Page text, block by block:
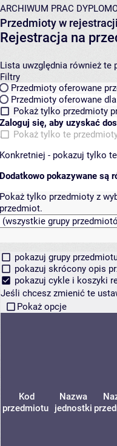
ARCHIWUM PRAC
Przedmioty w rejestracji
Rejestracja na
Lista uwzględnia również te
Filtry
Przedmioty oferowane
Przedmioty oferowane
Pokaż tylko przedmioty
Zaloguj się, aby uzyskać
Pokaż tylko te
Konkretniej - pokazuj tylko
Dodatkowo pokazywane są
Pokaż tylko przedmioty z
przedmiot.
pokazuj grupy
pokazuj skrócony opis
pokazuj cykle i koszyki
Jeśli chcesz zmienić te
Pokaż opcje
Kod
przedmiotu
Nazwa
jednostki